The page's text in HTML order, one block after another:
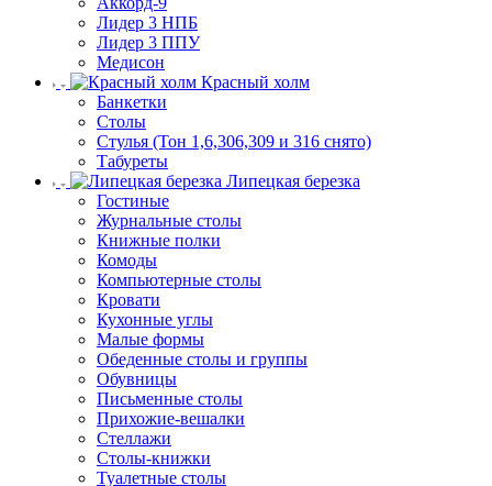
Лидер 3 НПБ
Лидер 3 ППУ
Медисон
Красный холм
Банкетки
Столы
Стулья (Тон 1,6,306,309 и 316 снято)
Табуреты
Липецкая березка
Гостиные
Журнальные столы
Книжные полки
Комоды
Компьютерные столы
Кровати
Кухонные углы
Малые формы
Обеденные столы и группы
Обувницы
Письменные столы
Прихожие-вешалки
Стеллажи
Столы-книжки
Туалетные столы